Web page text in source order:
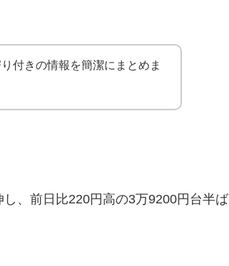
付きの情報を簡潔にまとめま
、前日比220円高の3万9200円台半ば